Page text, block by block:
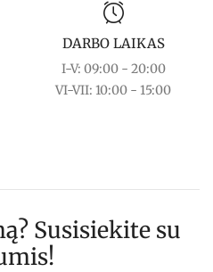
DARBO LAIKAS
I-V: 09:00 - 20:00
VI-VII: 10:00 - 15:00
Susisiekite su